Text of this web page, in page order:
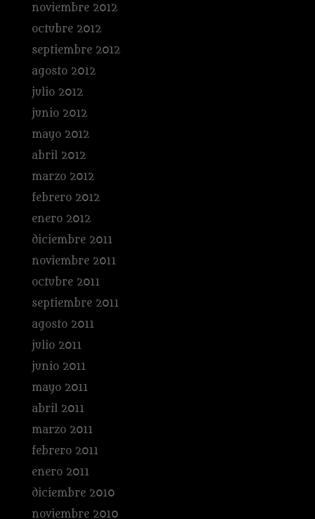
noviembre 2012
octubre 2012
septiembre 2012
agosto 2012
julio 2012
junio 2012
mayo 2012
abril 2012
marzo 2012
febrero 2012
enero 2012
diciembre 2011
noviembre 2011
octubre 2011
septiembre 2011
agosto 2011
julio 2011
junio 2011
mayo 2011
abril 2011
marzo 2011
febrero 2011
enero 2011
diciembre 2010
noviembre 2010